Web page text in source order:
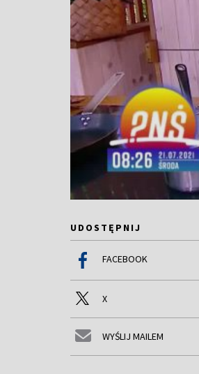
UDOSTĘPNIJ
FACEBOOK
X
WYŚLIJ MAILEM